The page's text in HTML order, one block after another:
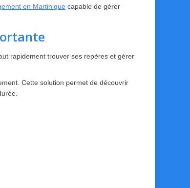
en Martinique capable de gérer
rapidement trouver ses repères et gérer
Cette solution permet de découvrir